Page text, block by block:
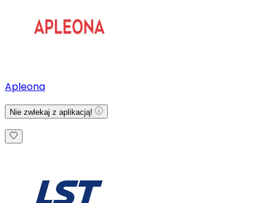
Apleona
Nie zwlekaj z aplikacją!